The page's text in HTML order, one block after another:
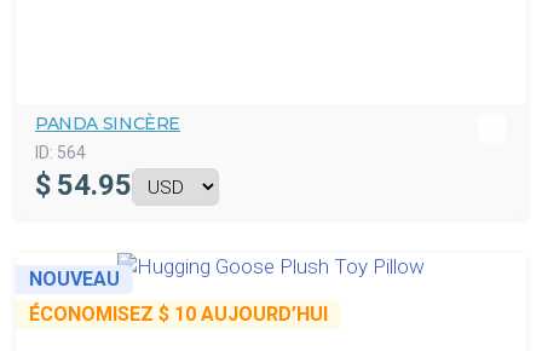
PANDA SINCÈRE
ID: 564
$ 54.95
NOUVEAU
ÉCONOMISEZ $ 10 AUJOURD’HUI